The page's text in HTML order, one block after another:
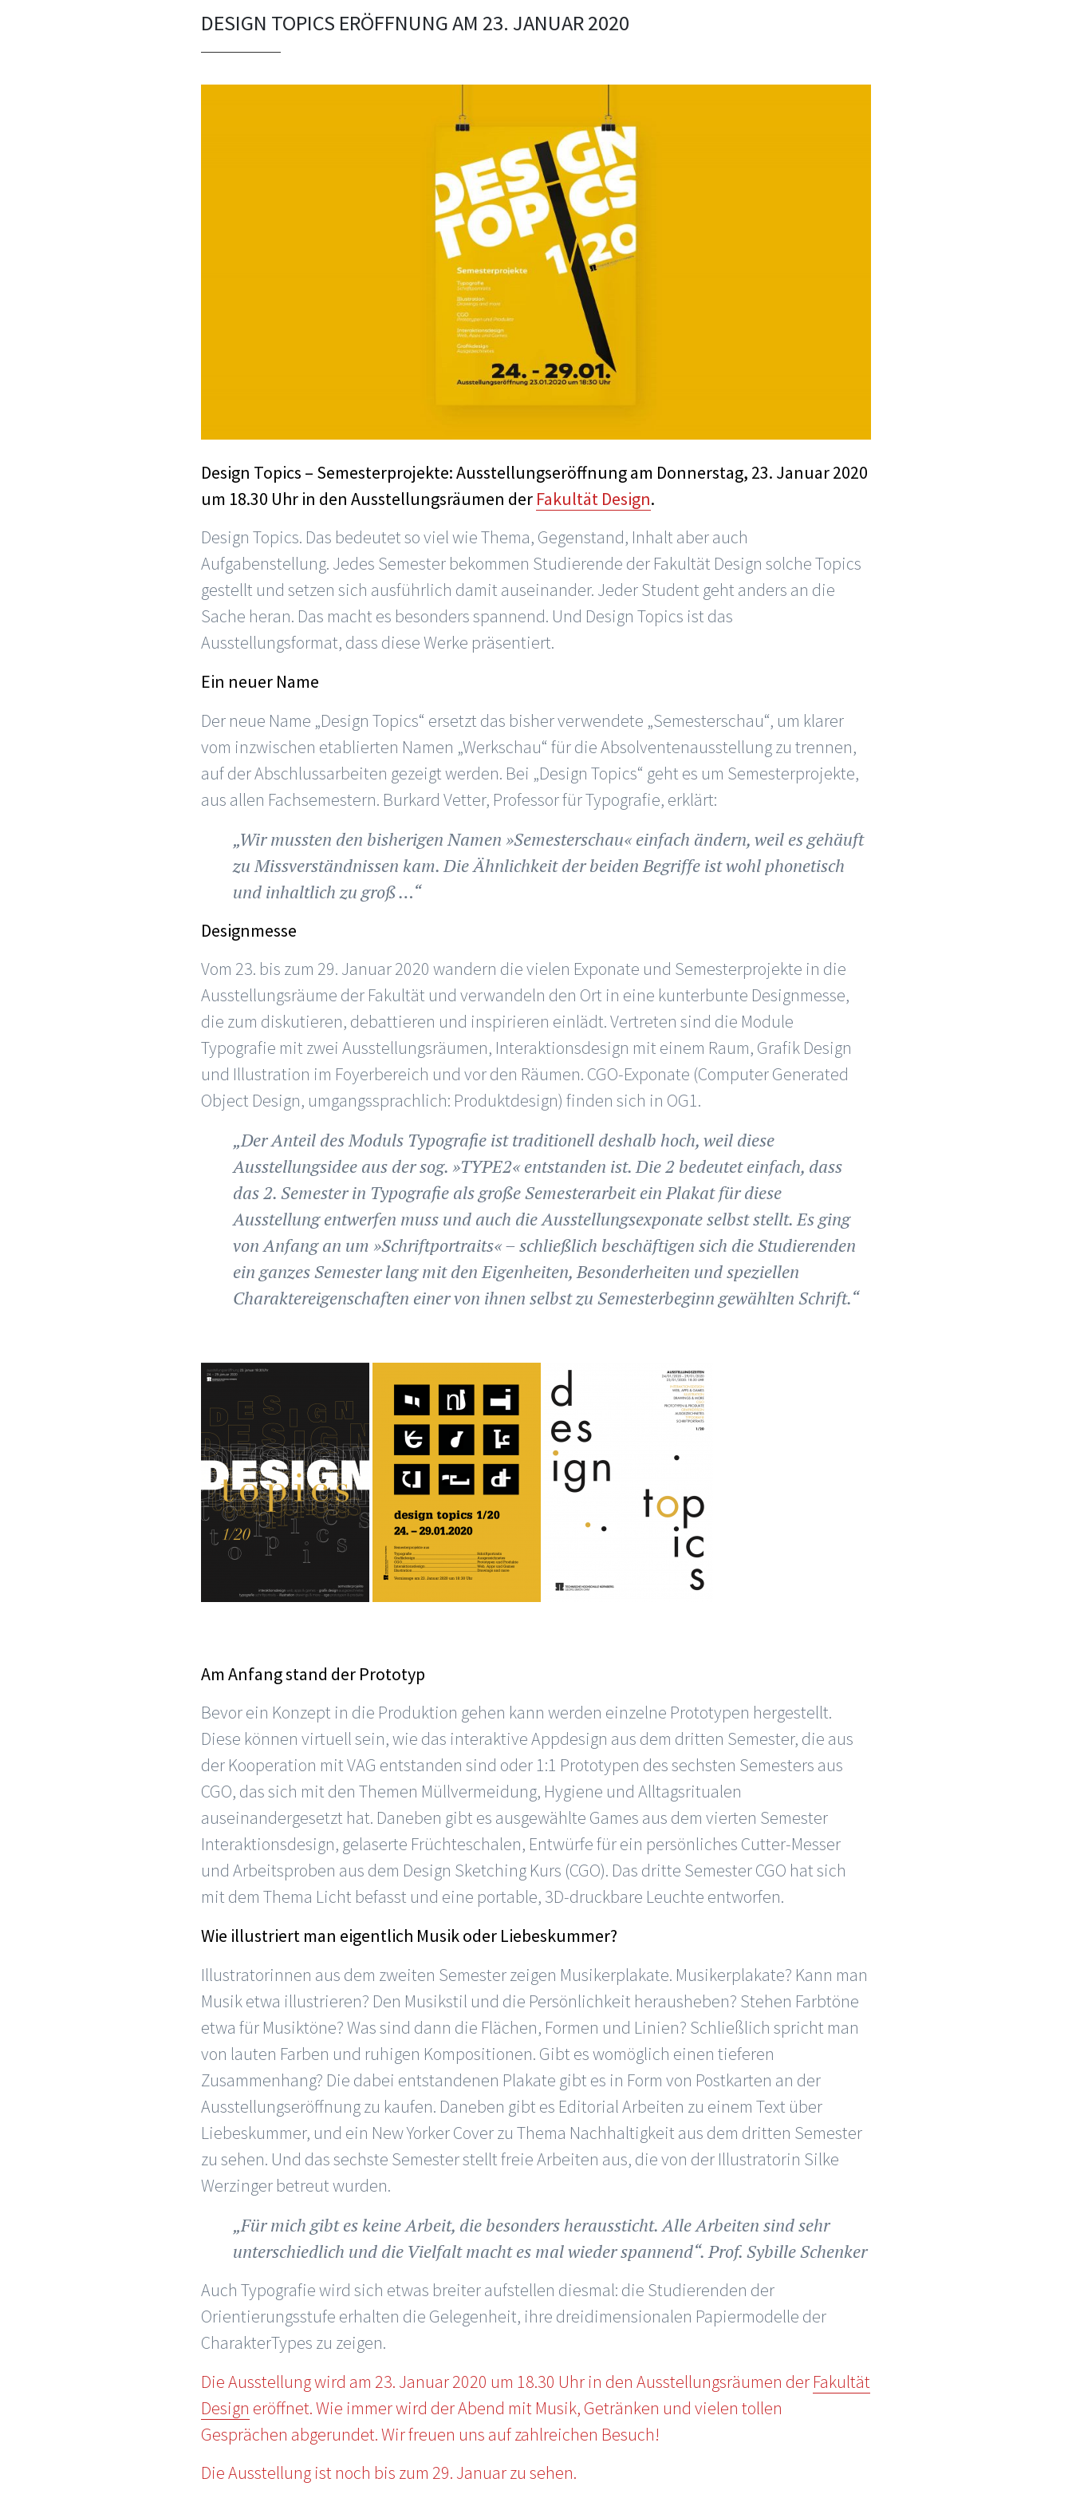
DESIGN TOPICS ERÖFFNUNG AM 23. JANUAR 2020
Design Topics – Semesterprojekte: Ausstellungseröffnung am Donnerstag, 23. Januar 2020
um 18.30 Uhr in den Ausstellungsräumen der Fakultät Design.
Design Topics. Das bedeutet so viel wie Thema, Gegenstand, Inhalt aber auch
Aufgabenstellung. Jedes Semester bekommen Studierende der Fakultät Design solche Topics
gestellt und setzen sich ausführlich damit auseinander. Jeder Student geht anders an die
Sache heran. Das macht es besonders spannend. Und Design Topics ist das
Ausstellungsformat, dass diese Werke präsentiert.
Ein neuer Name
Der neue Name „Design Topics“ ersetzt das bisher verwendete „Semesterschau“, um klarer
vom inzwischen etablierten Namen „Werkschau“ für die Absolventenausstellung zu trennen,
auf der Abschlussarbeiten gezeigt werden. Bei „Design Topics“ geht es um Semesterprojekte,
aus allen Fachsemestern. Burkard Vetter, Professor für Typografie, erklärt:
„Wir mussten den bisherigen Namen »Semesterschau« einfach ändern, weil es gehäuft
zu Missverständnissen kam. Die Ähnlichkeit der beiden Begriffe ist wohl phonetisch
und inhaltlich zu groß …“
Designmesse
Vom 23. bis zum 29. Januar 2020 wandern die vielen Exponate und Semesterprojekte in die
Ausstellungsräume der Fakultät und verwandeln den Ort in eine kunterbunte Designmesse,
die zum diskutieren, debattieren und inspirieren einlädt. Vertreten sind die Module
Typografie mit zwei Ausstellungsräumen, Interaktionsdesign mit einem Raum, Grafik Design
und Illustration im Foyerbereich und vor den Räumen. CGO-Exponate (Computer Generated
Object Design, umgangssprachlich: Produktdesign) finden sich in OG1.
„Der Anteil des Moduls Typografie ist traditionell deshalb hoch, weil diese
Ausstellungsidee aus der sog. »TYPE2« entstanden ist. Die 2 bedeutet einfach, dass
das 2. Semester in Typografie als große Semesterarbeit ein Plakat für diese
Ausstellung entwerfen muss und auch die Ausstellungsexponate selbst stellt. Es ging
von Anfang an um »Schriftportraits« – schließlich beschäftigen sich die Studierenden
ein ganzes Semester lang mit den Eigenheiten, Besonderheiten und speziellen
Charaktereigenschaften einer von ihnen selbst zu Semesterbeginn gewählten Schrift.“
Am Anfang stand der Prototyp
Bevor ein Konzept in die Produktion gehen kann werden einzelne Prototypen hergestellt.
Diese können virtuell sein, wie das interaktive Appdesign aus dem dritten Semester, die aus
der Kooperation mit VAG entstanden sind oder 1:1 Prototypen des sechsten Semesters aus
CGO, das sich mit den Themen Müllvermeidung, Hygiene und Alltagsritualen
auseinandergesetzt hat. Daneben gibt es ausgewählte Games aus dem vierten Semester
Interaktionsdesign, gelaserte Früchteschalen, Entwürfe für ein persönliches Cutter-Messer
und Arbeitsproben aus dem Design Sketching Kurs (CGO). Das dritte Semester CGO hat sich
mit dem Thema Licht befasst und eine portable, 3D-druckbare Leuchte entworfen.
Wie illustriert man eigentlich Musik oder Liebeskummer?
Illustratorinnen aus dem zweiten Semester zeigen Musikerplakate. Musikerplakate? Kann man
Musik etwa illustrieren? Den Musikstil und die Persönlichkeit herausheben? Stehen Farbtöne
etwa für Musiktöne? Was sind dann die Flächen, Formen und Linien? Schließlich spricht man
von lauten Farben und ruhigen Kompositionen. Gibt es womöglich einen tieferen
Zusammenhang? Die dabei entstandenen Plakate gibt es in Form von Postkarten an der
Ausstellungseröffnung zu kaufen. Daneben gibt es Editorial Arbeiten zu einem Text über
Liebeskummer, und ein New Yorker Cover zu Thema Nachhaltigkeit aus dem dritten Semester
zu sehen. Und das sechste Semester stellt freie Arbeiten aus, die von der Illustratorin Silke
Werzinger betreut wurden.
„Für mich gibt es keine Arbeit, die besonders heraussticht. Alle Arbeiten sind sehr
unterschiedlich und die Vielfalt macht es mal wieder spannend“. Prof. Sybille Schenker
Auch Typografie wird sich etwas breiter aufstellen diesmal: die Studierenden der
Orientierungsstufe erhalten die Gelegenheit, ihre dreidimensionalen Papiermodelle der
CharakterTypes zu zeigen.
Die Ausstellung wird am 23. Januar 2020 um 18.30 Uhr in den Ausstellungsräumen der Fakultät
Design eröffnet. Wie immer wird der Abend mit Musik, Getränken und vielen tollen
Gesprächen abgerundet. Wir freuen uns auf zahlreichen Besuch!
Die Ausstellung ist noch bis zum 29. Januar zu sehen.